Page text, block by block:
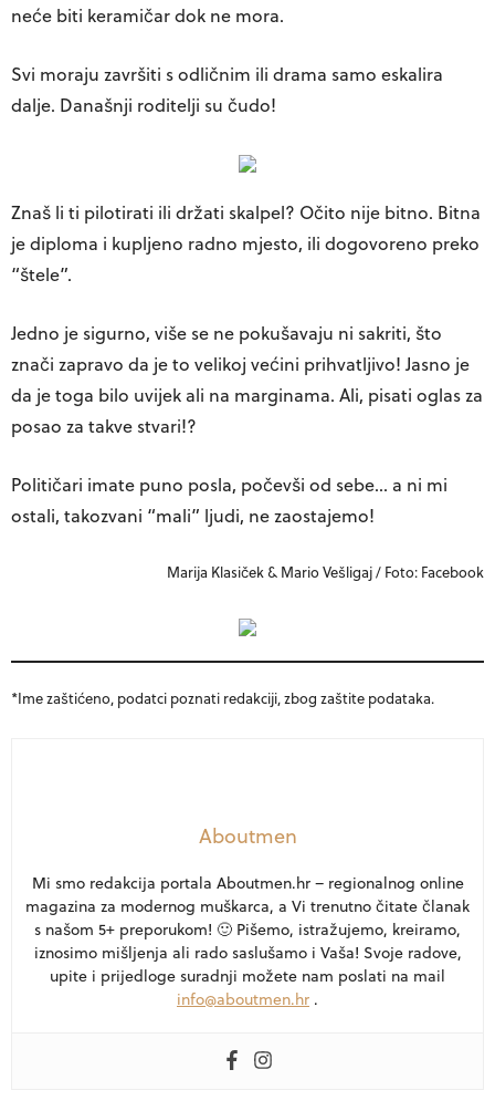
neće biti keramičar dok ne mora.
Svi moraju završiti s odličnim ili drama samo eskalira
dalje. Današnji roditelji su čudo!
Znaš li ti pilotirati ili držati skalpel? Očito nije bitno. Bitna
je diploma i kupljeno radno mjesto, ili dogovoreno preko
“štele”.
Jedno je sigurno, više se ne pokušavaju ni sakriti, što
znači zapravo da je to velikoj većini prihvatljivo! Jasno je
da je toga bilo uvijek ali na marginama. Ali, pisati oglas za
posao za takve stvari!?
Političari imate puno posla, počevši od sebe… a ni mi
ostali, takozvani “mali” ljudi, ne zaostajemo!
Marija Klasiček & Mario Vešligaj / Foto: Facebook
*Ime zaštićeno, podatci poznati redakciji, zbog zaštite podataka.
Aboutmen
Mi smo redakcija portala Aboutmen.hr – regionalnog online
magazina za modernog muškarca, a Vi trenutno čitate članak
s našom 5+ preporukom! 🙂 Pišemo, istražujemo, kreiramo,
iznosimo mišljenja ali rado saslušamo i Vaša! Svoje radove,
upite i prijedloge suradnji možete nam poslati na mail
info@aboutmen.hr .